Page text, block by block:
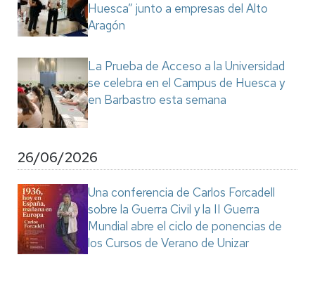
Huesca” junto a empresas del Alto
Aragón
La Prueba de Acceso a la Universidad
se celebra en el Campus de Huesca y
en Barbastro esta semana
26/06/2026
Una conferencia de Carlos Forcadell
sobre la Guerra Civil y la II Guerra
Mundial abre el ciclo de ponencias de
los Cursos de Verano de Unizar